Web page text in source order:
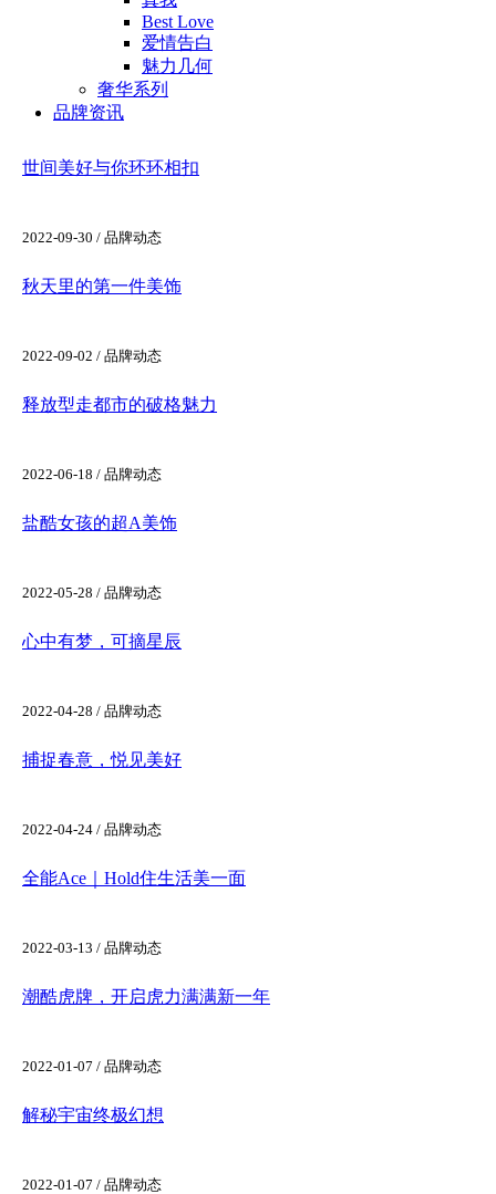
Best Love
爱情告白
魅力几何
奢华系列
品牌资讯
世间美好与你环环相扣
2022-09-30 / 品牌动态
秋天里的第一件美饰
2022-09-02 / 品牌动态
释放型走都市的破格魅力
2022-06-18 / 品牌动态
盐酷女孩的超A美饰
2022-05-28 / 品牌动态
心中有梦，可摘星辰
2022-04-28 / 品牌动态
捕捉春意，悦见美好
2022-04-24 / 品牌动态
全能Ace｜Hold住生活美一面
2022-03-13 / 品牌动态
潮酷虎牌，开启虎力满满新一年
2022-01-07 / 品牌动态
解秘宇宙终极幻想
2022-01-07 / 品牌动态